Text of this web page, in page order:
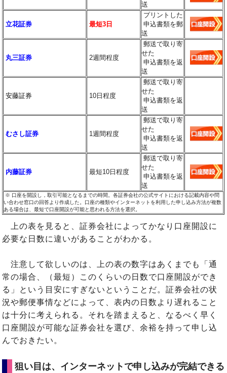
送
立花証券 最短3日
プリントした
申込書類を郵
送
丸三証券 2週間程度
郵送で取り寄
せた
申込書類を返
送
安藤証券 10日程度
郵送で取り寄
せた
申込書類を返
送
むさし証券 1週間程度
郵送で取り寄
せた
申込書類を返
送
内藤証券 最短10日程度
郵送で取り寄
せた
申込書類を返
送
※ 口座を開設し，取引可能となるまでの時間。各証券会社の公式サイトにおける記載内容や問
い合わせ窓口の回答より作成した。口座の種類やインターネットを利用した申し込み方法が複数
ある場合は、最短で口座開設が可能と思われる方法を選択。
上の表を見ると、証券会社によってかなり口座開設に
必要な日数に違いがあることがわかる。
注意して欲しいのは、上の表の数字はあくまでも「通
常の場合、（最短）このくらいの日数で口座開設ができ
る」という目安にすぎないということだ。証券会社の状
況や郵便事情などによって、表内の日数より遅れること
は十分に考えられる。それを踏まえると、なるべく早く
口座開設が可能な証券会社を選び、余裕を持って申し込
んでおきたい。
狙い目は、インターネットで申し込みが完結できる